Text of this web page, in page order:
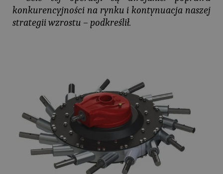
konkurencyjności na rynku i kontynuacja naszej
strategii wzrostu – podkreślił.